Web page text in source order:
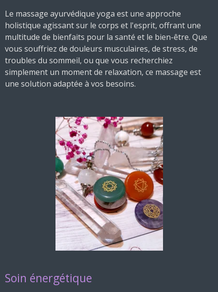
Le massage ayurvédique yoga est une approche
holistique agissant sur le corps et l'esprit, offrant une
multitude de bienfaits pour la santé et le bien-être. Que
vous souffriez de douleurs musculaires, de stress, de
troubles du sommeil, ou que vous recherchiez
simplement un moment de relaxation, ce massage est
une solution adaptée à vos besoins.
Soin énergétique